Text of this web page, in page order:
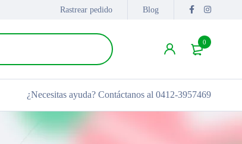
Rastrear pedido Blog
0
¿Necesitas ayuda? Contáctanos al 0412-3957469